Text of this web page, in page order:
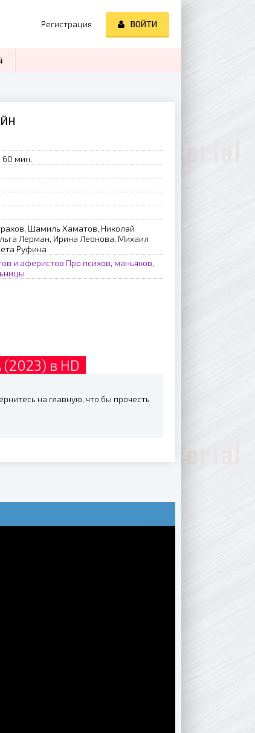
60 мин.
Шамиль Хаматов, Николай
Лерман, Ирина Леонова, Михаил
Руфина
и аферистов Про психов, маньяков,
в HD
на главную, что бы прочесть
Регистрация ВОЙТИ